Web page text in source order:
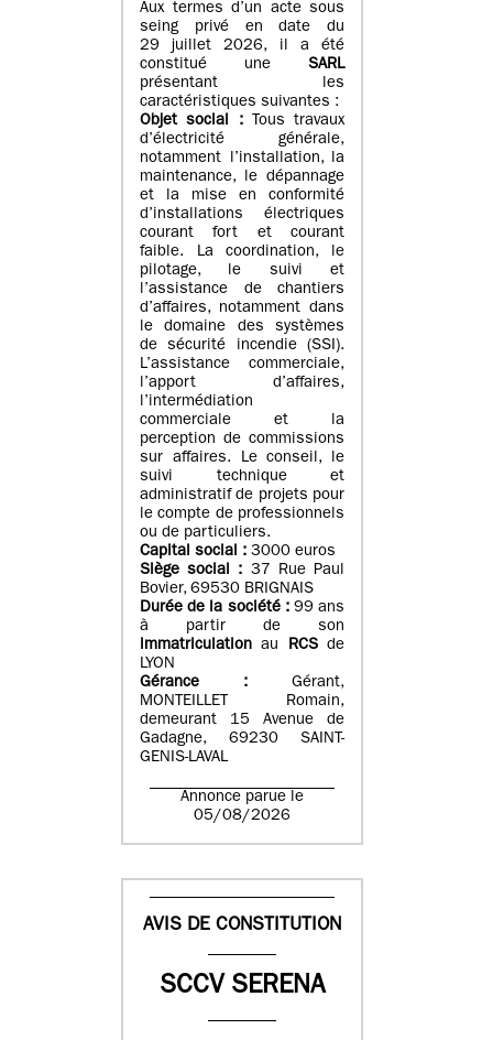
Aux termes d’un acte sous
seing privé en date du
29 juillet 2026, il a été
constitué une SARL
présentant les
caractéristiques suivantes :
Objet social :
Tous travaux
d’électricité générale,
notamment l’installation, la
maintenance, le dépannage
et la mise en conformité
d’installations électriques
courant fort et courant
faible. La coordination, le
pilotage, le suivi et
l’assistance de chantiers
d’affaires, notamment dans
le domaine des systèmes
de sécurité incendie (SSI).
L’assistance commerciale,
l’apport d’affaires,
l’intermédiation
commerciale et la
perception de commissions
sur affaires. Le conseil, le
suivi technique et
administratif de projets pour
le compte de professionnels
ou de particuliers.
Capital social : 3000 euros
Siège social : 37 Rue Paul
Bovier, 69530 BRIGNAIS
Durée de la société : 99 ans
à partir de son
immatriculation au RCSde
LYON
Gérance :
Gérant,
MONTEILLET Romain,
demeurant 15 Avenue de
Gadagne, 69230 SAINT-
GENIS-LAVAL
Annonce parue le
05/08/2026
AVIS DE CONSTITUTION
SCCV SERENA